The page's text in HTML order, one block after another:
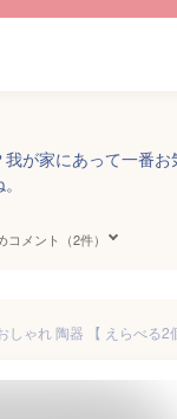
が家にあって一番お
メント（2件）